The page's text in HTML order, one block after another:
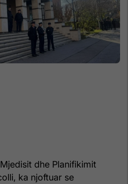
dhe Planifikimit
ka njoftuar se